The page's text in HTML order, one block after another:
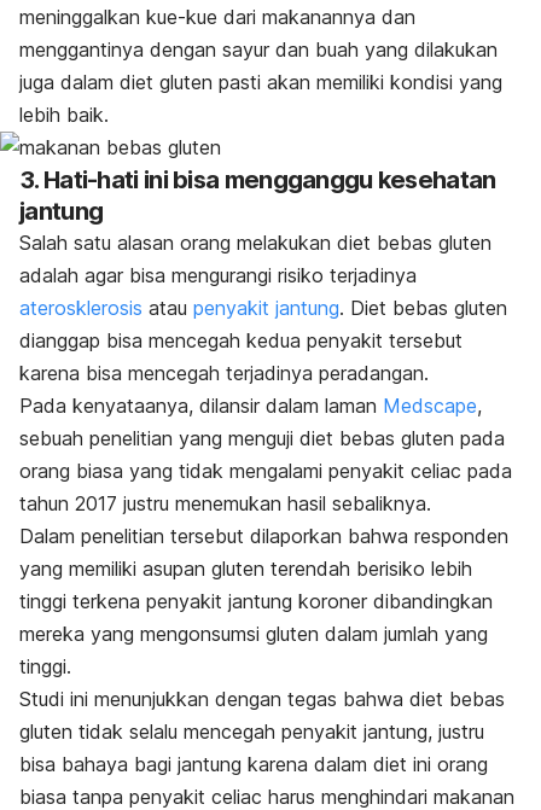
meninggalkan kue-kue dari makanannya dan
menggantinya dengan sayur dan buah yang dilakukan
juga dalam diet gluten pasti akan memiliki kondisi yang
lebih baik.
3. Hati-hati ini bisa mengganggu kesehatan
jantung
Salah satu alasan orang melakukan diet bebas gluten
adalah agar bisa mengurangi risiko terjadinya
aterosklerosis atau penyakit jantung. Diet bebas gluten
dianggap bisa mencegah kedua penyakit tersebut
karena bisa mencegah terjadinya peradangan.
Pada kenyataanya, dilansir dalam laman Medscape,
sebuah penelitian yang menguji diet bebas gluten pada
orang biasa yang tidak mengalami penyakit celiac pada
tahun 2017 justru menemukan hasil sebaliknya.
Dalam penelitian tersebut dilaporkan bahwa responden
yang memiliki asupan gluten terendah berisiko lebih
tinggi terkena penyakit jantung koroner dibandingkan
mereka yang mengonsumsi gluten dalam jumlah yang
tinggi.
Studi ini menunjukkan dengan tegas bahwa diet bebas
gluten tidak selalu mencegah penyakit jantung, justru
bisa bahaya bagi jantung karena dalam diet ini orang
biasa tanpa penyakit celiac harus menghindari makanan